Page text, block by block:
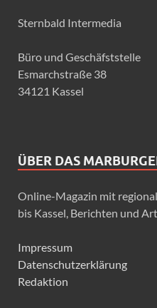
Sternbald Intermedia
Büro und Geschäfststelle
Esmarchstraße 38
34121 Kassel
ÜBER DAS
Online-Magazin mit
bis Kassel, Berichten und
Impressum
Datenschutzerklärung
Redaktion